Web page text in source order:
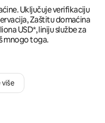
Uključuje verifikaciju
Zaštitu domaćina
USD*, liniju službe za
mnogo toga.
više